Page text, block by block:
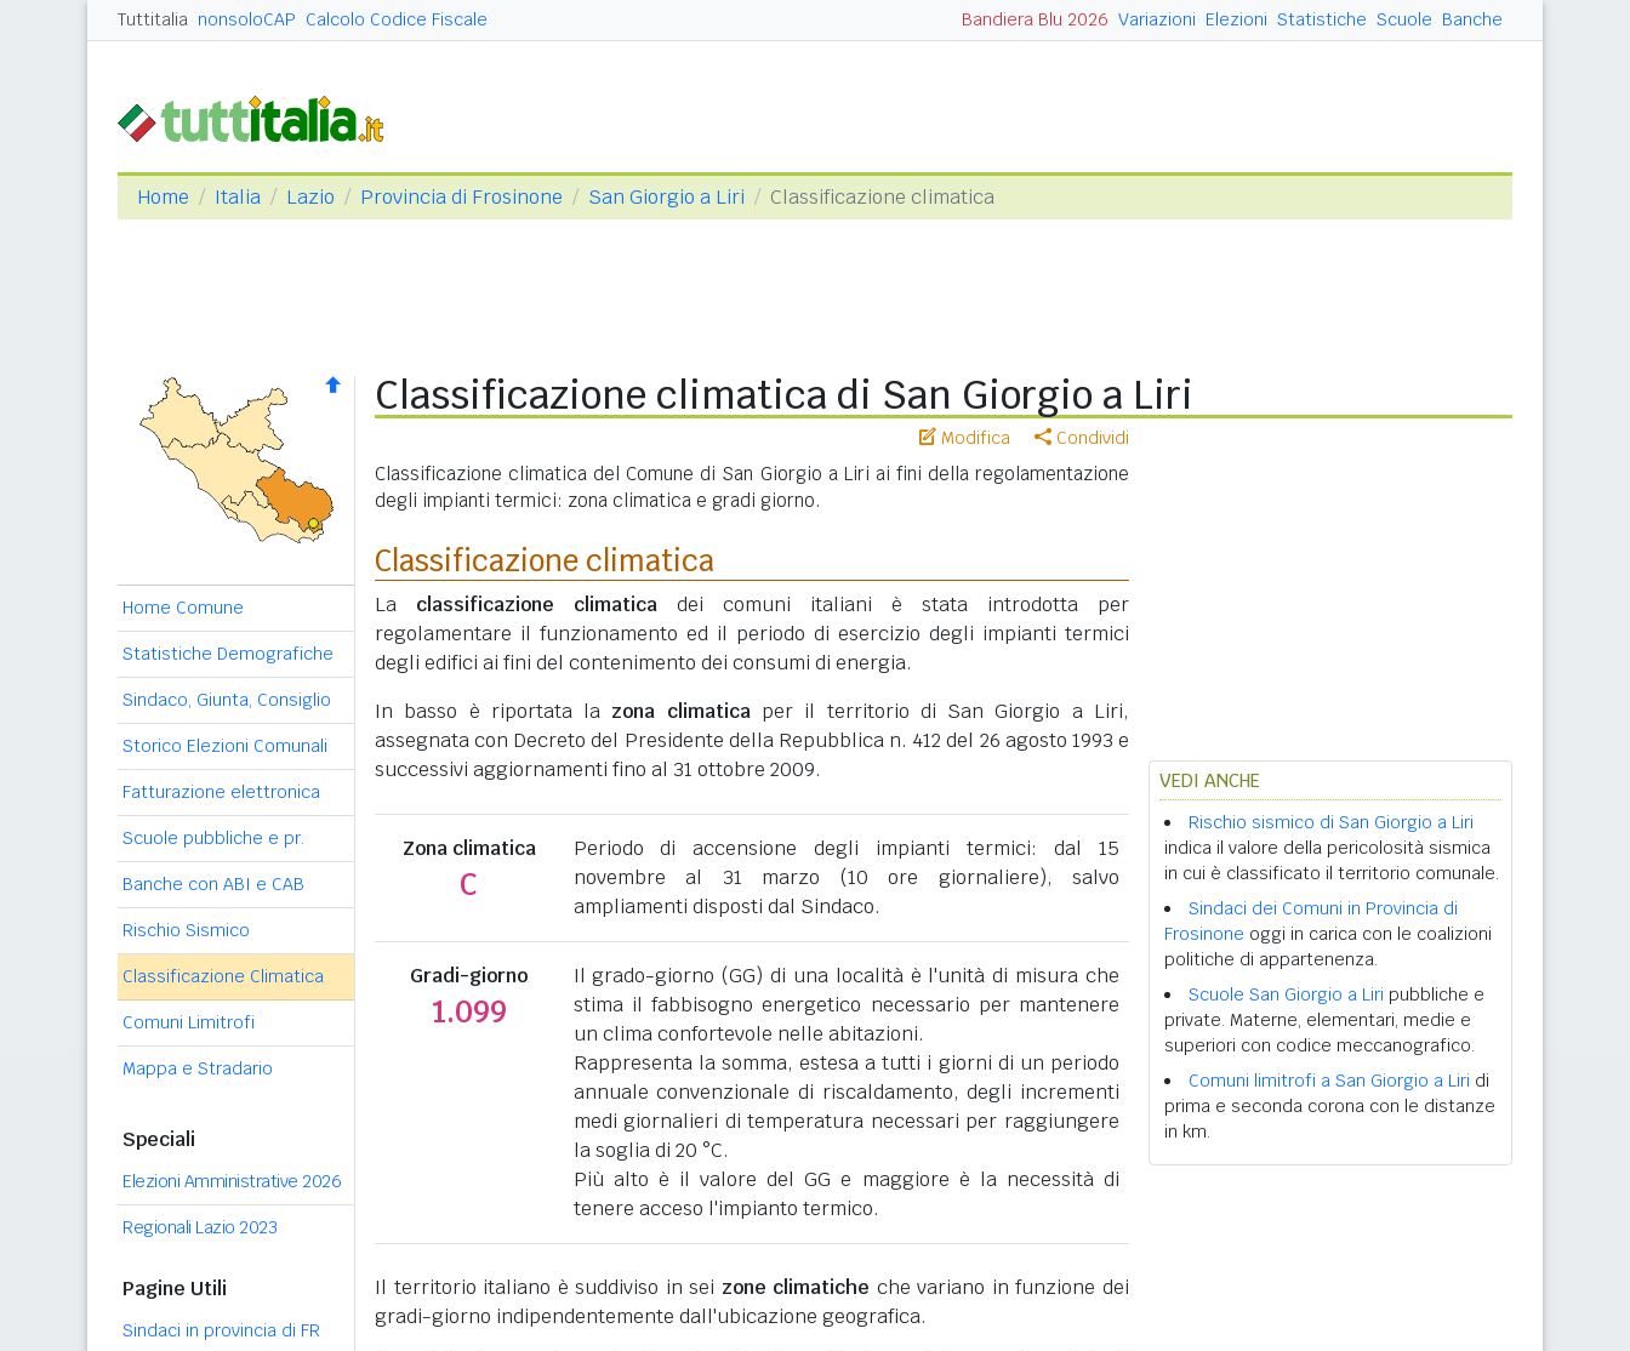
Tuttitalia nonsoloCAP Calcolo Codice Fiscale Bandiera Blu 2026 Variazioni Elezioni Statistiche Scuole Banche
Home Italia Lazio Provincia di Frosinone San Giorgio a Liri Classificazione climatica
Home Comune
Statistiche Demografiche
Sindaco, Giunta, Consiglio
Storico Elezioni Comunali
Fatturazione elettronica
Scuole pubbliche e pr.
Banche con ABI e CAB
Rischio Sismico
Classificazione Climatica
Comuni Limitrofi
Mappa e Stradario
Speciali
Elezioni Amministrative 2026
Regionali Lazio 2023
Pagine Utili
Sindaci in provincia di FR
Classificazione climatica di San Giorgio a Liri
Modifica Condividi
Classificazione climatica del Comune di San Giorgio a Liri ai fini della regolamentazione
degli impianti termici: zona climatica e gradi giorno.
Classificazione climatica
La classificazione climatica dei comuni italiani è stata introdotta per
regolamentare il funzionamento ed il periodo di esercizio degli impianti termici
degli edifici ai fini del contenimento dei consumi di energia.
In basso è riportata la zona climaticaper il territorio di San Giorgio a Liri,
assegnata con Decreto del Presidente della Repubblica n. 412 del 26 agosto 1993 e
successivi aggiornamenti fino al 31 ottobre 2009.
Zona climatica
C
Periodo di accensione degli impianti termici: dal 15
novembre al 31 marzo (10 ore giornaliere), salvo
ampliamenti disposti dal Sindaco.
Gradi-giorno
1.099
Il grado-giorno (GG) di una località è l'unità di misura che
stima il fabbisogno energetico necessario per mantenere
un clima confortevole nelle abitazioni.
Rappresenta la somma, estesa a tutti i giorni di un periodo
annuale convenzionale di riscaldamento, degli incrementi
medi giornalieri di temperatura necessari per raggiungere
la soglia di 20 °C.
Più alto è il valore del GG e maggiore è la necessità di
tenere acceso l'impianto termico.
Il territorio italiano è suddiviso in sei zone climatiche che variano in funzione dei
gradi-giorno indipendentemente dall'ubicazione geografica.
VEDI ANCHE
Rischio sismico di San Giorgio a Liri
indica il valore della pericolosità sismica
in cui è classificato il territorio comunale.
Sindaci dei Comuni in Provincia di
Frosinone oggi in carica con le coalizioni
politiche di appartenenza.
Scuole San Giorgio a Liri pubbliche e
private. Materne, elementari, medie e
superiori con codice meccanografico.
Comuni limitrofi a San Giorgio a Liri di
prima e seconda corona con le distanze
in km.